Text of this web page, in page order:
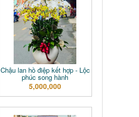
Chậu lan hồ điệp kết hợp - Lộc
phúc song hành
5,000,000